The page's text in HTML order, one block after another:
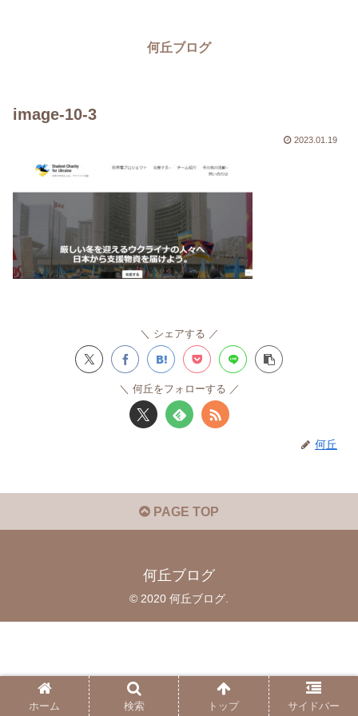
何丘ブログ
image-10-3
2023.01.19
シェアする
何丘をフォローする
何丘
PAGE TOP
何丘ブログ
© 2020 何丘ブログ.
ホーム 検索 トップ サイドバー